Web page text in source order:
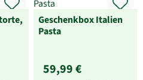
Geschenkbox Italien
Pasta
59,99 €